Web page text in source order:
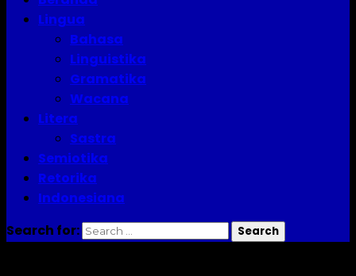
Lingua
Bahasa
Linguistika
Gramatika
Wacana
Litera
Sastra
Semiotika
Retorika
Indonesiana
Search for: